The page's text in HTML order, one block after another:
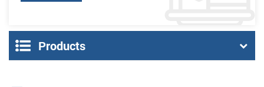
Products